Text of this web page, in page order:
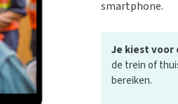
smartphone.
Je kiest voor
de trein of
bereiken.